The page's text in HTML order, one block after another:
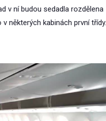
v ní budou sedadla rozdělena
některých kabinách první třídy.